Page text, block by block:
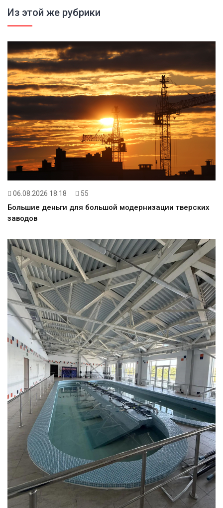
Из этой же рубрики
06.08.2026 18:18 55
Большие деньги для большой модернизации тверских
заводов